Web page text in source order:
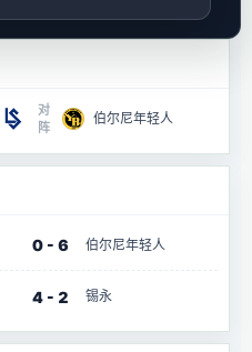
对
阵
伯尔尼年轻人
0 - 6 伯尔尼年轻人
4 - 2 锡永